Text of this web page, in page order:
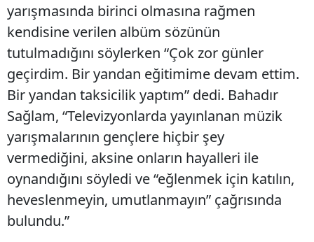
yarışmasında birinci olmasına rağmen
kendisine verilen albüm sözünün
tutulmadığını söylerken “Çok zor günler
geçirdim. Bir yandan eğitimime devam ettim.
Bir yandan taksicilik yaptım” dedi. Bahadır
Sağlam, “Televizyonlarda yayınlanan müzik
yarışmalarının gençlere hiçbir şey
vermediğini, aksine onların hayalleri ile
oynandığını söyledi ve “eğlenmek için katılın,
heveslenmeyin, umutlanmayın” çağrısında
bulundu.”